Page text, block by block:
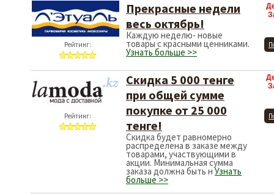
Рейтинг:
Прекрасные недели
весь октябрь!
Каждую неделю- новые
товары с красными ценниками.
Узнать больше >>
Рейтинг:
Скидка 5 000 тенге
при общей сумме
покупке от 25 000
тенге!
Скидка будет равномерно
распределена в заказе между
товарами, участвующими в
акции. Минимальная сумма
заказа должна быть нУзнать
больше >>